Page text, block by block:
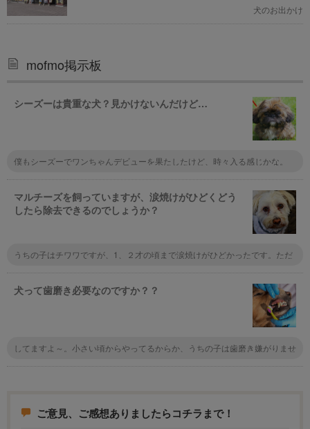
犬のお出かけ
mofmo掲示板
シーズーは貴重な犬？見かけないんだけど…
僕もシーズーでワンちゃんデビューを果たしたけど、時々入る感じかな。
マルチーズを飼っていますが、涙焼けがひどくどう
したら除去できるのでしょうか？
うちの子はチワワですが、1、２才の頃まで涙焼けがひどかったです。ただ
その後ずっと涙焼けしなくなりました。
犬って歯磨き必要なのですか？？
してますよ～。小さい頃からやってるからか、うちの子は歯磨き嫌がりませ
ことにもなるので、健康のためには絶対にしたほうがいいですよ。
ご意見、ご感想ありましたらコチラまで！